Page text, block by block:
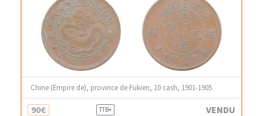
Chine (Empire de), province de Fukien, 10 cash, 1901-1905
90€ TTB+ VENDU